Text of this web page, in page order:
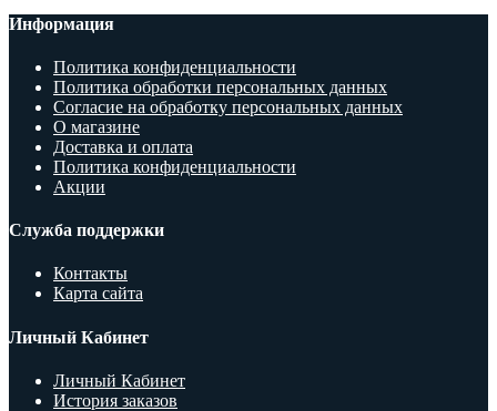
Информация
Политика конфиденциальности
Политика обработки персональных данных
Согласие на обработку персональных данных
О магазине
Доставка и оплата
Политика конфиденциальности
Акции
Служба поддержки
Контакты
Карта сайта
Личный Кабинет
Личный Кабинет
История заказов